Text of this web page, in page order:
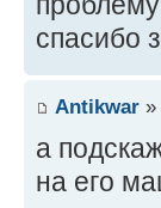
спасибо
Antikwar »
а
на его